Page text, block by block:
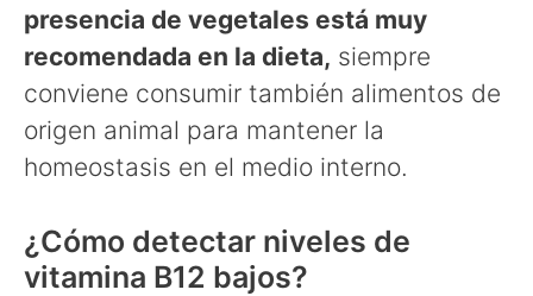
presencia de vegetales está muy
recomendada en la dieta, siempre
conviene consumir también alimentos de
origen animal para mantener la
homeostasis en el medio interno.
¿Cómo detectar niveles de
vitamina B12 bajos?